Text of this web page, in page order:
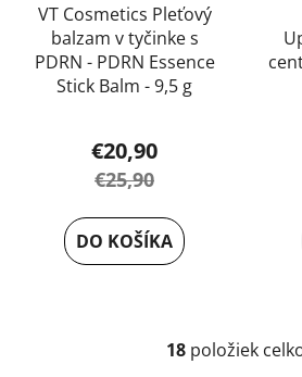
VT Cosmetics Pleťový
balzam v tyčinke s
PDRN - PDRN Essence
Stick Balm - 9,5 g
hodnotenie
produktu
je
5,0
hviezdičiek.
€20,90
€25,90
DO KOŠÍKA
O
18položiek